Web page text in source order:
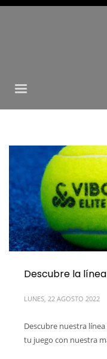
Descubre la
LUNES, 22 AGOSTO 2022
Descubre nuestra
tu juego con nuestra